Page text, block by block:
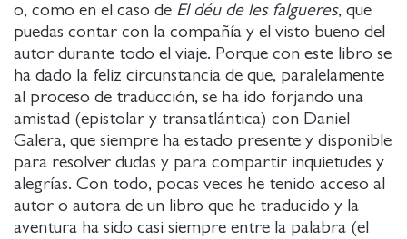
o, como en el caso de El déu de les falgueres, que
puedas contar con la compañía y el visto bueno del
autor durante todo el viaje. Porque con este libro se
ha dado la feliz circunstancia de que, paralelamente
al proceso de traducción, se ha ido forjando una
amistad (epistolar y transatlántica) con Daniel
Galera, que siempre ha estado presente y disponible
para resolver dudas y para compartir inquietudes y
alegrías. Con todo, pocas veces he tenido acceso al
autor o autora de un libro que he traducido y la
aventura ha sido casi siempre entre la palabra (el